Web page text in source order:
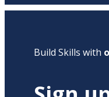
Build Skills with